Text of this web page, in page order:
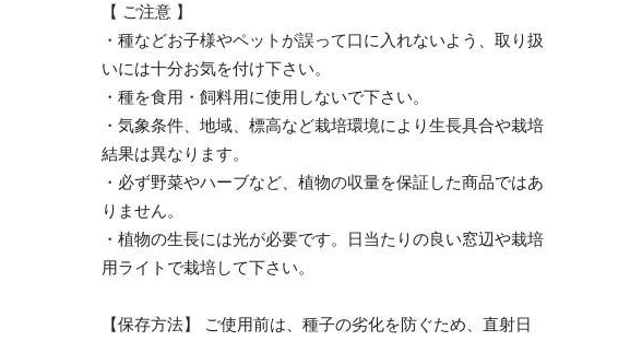
【 ご注意 】
・種などお子様やペットが誤って口に入れないよう、取り扱
いには十分お気を付け下さい。
・種を食用・飼料用に使用しないで下さい。
・気象条件、地域、標高など栽培環境により生長具合や栽培
結果は異なります。
・必ず野菜やハーブなど、植物の収量を保証した商品ではあ
りません。
・植物の生長には光が必要です。日当たりの良い窓辺や栽培
用ライトで栽培して下さい。
【保存方法】 ご使用前は、種子の劣化を防ぐため、直射日